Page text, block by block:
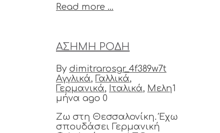
Read more ...
ΑΣΗΜΗ ΡΟΔΗ
By dimitrarosgr_4f389w7t
Αγγλικά, Γαλλικά,
Γερμανικά, Ιταλικά, Μελη1
μήνα ago 0
Ζω στη Θεσσαλονίκη. Έχω
σπουδάσει Γερμανική